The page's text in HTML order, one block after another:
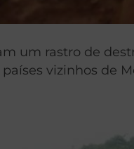
um rastro de
vizinhos de